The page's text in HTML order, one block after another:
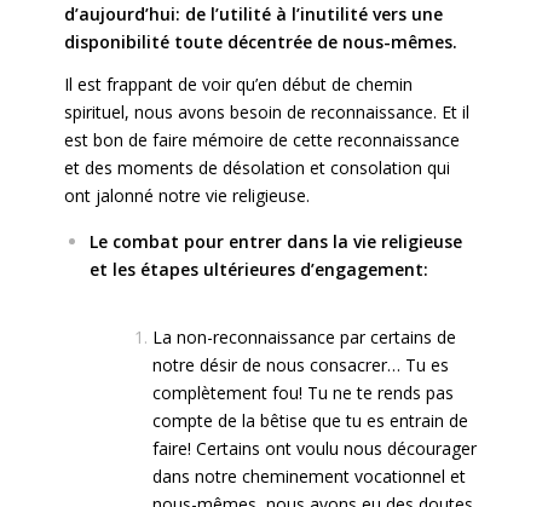
d’aujourd’hui: de l’utilité à l’inutilité vers une
disponibilité toute décentrée de nous-mêmes.
Il est frappant de voir qu’en début de chemin
spirituel, nous avons besoin de reconnaissance. Et il
est bon de faire mémoire de cette reconnaissance
et des moments de désolation et consolation qui
ont jalonné notre vie religieuse.
Le combat pour entrer dans la vie religieuse
et les étapes ultérieures d’engagement:
La non-reconnaissance par certains de
notre désir de nous consacrer… Tu es
complètement fou! Tu ne te rends pas
compte de la bêtise que tu es entrain de
faire! Certains ont voulu nous décourager
dans notre cheminement vocationnel et